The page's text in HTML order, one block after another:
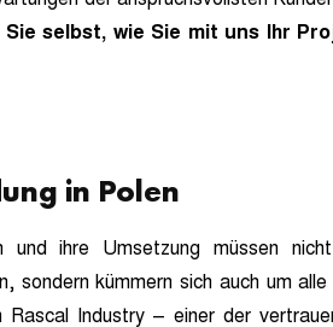
selbst, wie Sie mit uns Ihr
in Polen
und ihre Umsetzung müssen
sondern kümmern sich auch um
Industry – einer der